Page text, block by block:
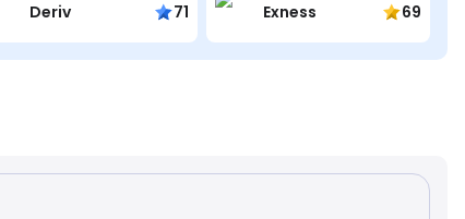
Deriv 71 Exness 69